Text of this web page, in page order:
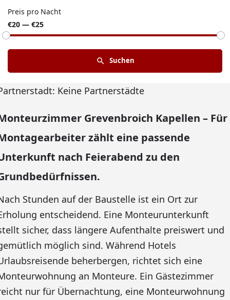
Preis pro Nacht
€20 — €25
Suchen
Keine Partnerstädte
Grevenbroich Kapellen – Für
zählt eine passende
nach Feierabend zu den
Stunden auf der Baustelle ist ein Ort zur
entscheidend. Eine Monteurunterkunft
sicher, dass längere Aufenthalte preiswert und
möglich sind. Während Hotels
beherbergen, richtet sich eine
an Monteure. Ein Gästezimmer
nur für Übernachtung, eine Monteurwohnung